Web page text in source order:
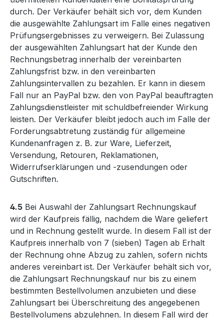
durch. Der Verkäufer behält sich vor, dem Kunden
die ausgewählte Zahlungsart im Falle eines negativen
Prüfungsergebnisses zu verweigern. Bei Zulassung
der ausgewählten Zahlungsart hat der Kunde den
Rechnungsbetrag innerhalb der vereinbarten
Zahlungsfrist bzw. in den vereinbarten
Zahlungsintervallen zu bezahlen. Er kann in diesem
Fall nur an PayPal bzw. den von PayPal beauftragten
Zahlungsdienstleister mit schuldbefreiender Wirkung
leisten. Der Verkäufer bleibt jedoch auch im Falle der
Forderungsabtretung zuständig für allgemeine
Kundenanfragen z. B. zur Ware, Lieferzeit,
Versendung, Retouren, Reklamationen,
Widerrufserklärungen und -zusendungen oder
Gutschriften.
4.5 Bei Auswahl der Zahlungsart Rechnungskauf
wird der Kaufpreis fällig, nachdem die Ware geliefert
und in Rechnung gestellt wurde. In diesem Fall ist der
Kaufpreis innerhalb von 7 (sieben) Tagen ab Erhalt
der Rechnung ohne Abzug zu zahlen, sofern nichts
anderes vereinbart ist. Der Verkäufer behält sich vor,
die Zahlungsart Rechnungskauf nur bis zu einem
bestimmten Bestellvolumen anzubieten und diese
Zahlungsart bei Überschreitung des angegebenen
Bestellvolumens abzulehnen. In diesem Fall wird der